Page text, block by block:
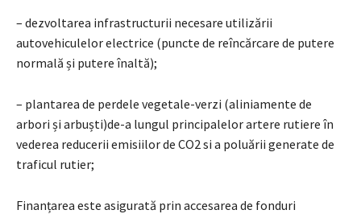
– dezvoltarea infrastructurii necesare utilizării
autovehiculelor electrice (puncte de reîncărcare de putere
normală și putere înaltă);
– plantarea de perdele vegetale-verzi (aliniamente de
arbori și arbuști)de-a lungul principalelor artere rutiere în
vederea reducerii emisiilor de CO2 si a poluării generate de
traficul rutier;
Finanțarea este asigurată prin accesarea de fonduri